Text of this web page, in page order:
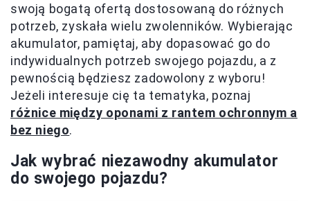
swoją bogatą ofertą dostosowaną do różnych
potrzeb, zyskała wielu zwolenników. Wybierając
akumulator, pamiętaj, aby dopasować go do
indywidualnych potrzeb swojego pojazdu, a z
pewnością będziesz zadowolony z wyboru!
Jeżeli interesuje cię ta tematyka, poznaj
różnice między oponami z rantem ochronnym a
bez niego.
Jak wybrać niezawodny akumulator
do swojego pojazdu?